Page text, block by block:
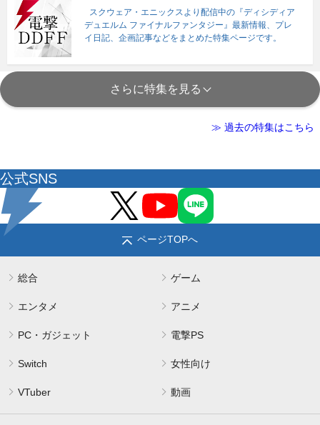
スクウェア・エニックスより配信中の『ディシディア
デュエルム ファイナルファンタジー』最新情報、プレ
イ日記、企画記事などをまとめた特集ページです。
さらに特集を見る
≫ 過去の特集はこちら
公式SNS
ページTOPへ
総合 ゲーム
エンタメ アニメ
PC・ガジェット 電撃PS
Switch 女性向け
VTuber 動画